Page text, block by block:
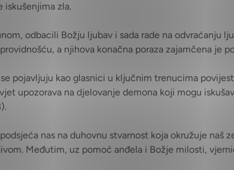
iskušenjima zla.
odbacili Božju ljubav i sada rade na odvraćanju
a njihova konačna poraza zajamčena je
pojavljuju kao glasnici u ključnim trenucima
upozorava na djelovanje demona koji mogu
).
nas na duhovnu stvarnost koja okružuje naš
Međutim, uz pomoć anđela i Božje milosti,